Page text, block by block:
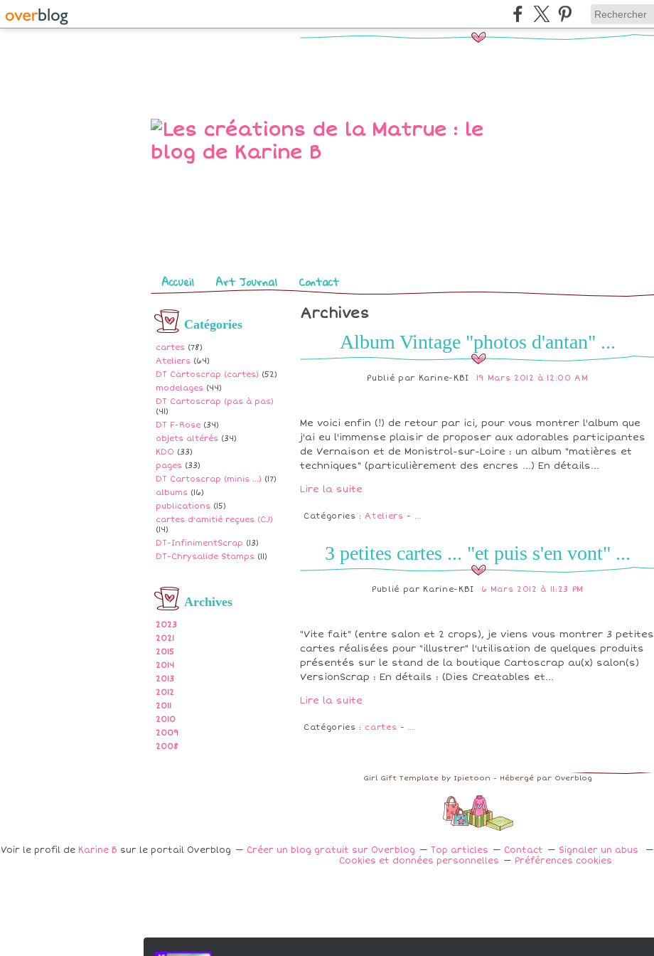
Pages
Accueil Art Journal Contact
Catégories
cartes (78)
Ateliers (64)
DT Cartoscrap (cartes) (52)
modelages (44)
DT Cartoscrap (pas à pas)
(41)
DT F-Rose (34)
objets altérés (34)
KDO (33)
pages (33)
DT Cartoscrap (minis ...) (17)
albums (16)
publications (15)
cartes d'amitié reçues (CJ)
(14)
DT-InfinimentScrap (13)
DT-Chrysalide Stamps (11)
Archives
2023
2021
2015
2014
2013
2012
2011
2010
2009
2008
Archives
Album Vintage "photos d'antan" ...
Publié par Karine-KBI 19 Mars 2012 à 12:00 AM
Me voici enfin (!) de retour par ici, pour vous montrer l'album que
j'ai eu l'immense plaisir de proposer aux adorables participantes
de Vernaison et de Monistrol-sur-Loire : un album "matières et
techniques" (particulièrement des encres ...) En détails...
Lire la suite
Catégories :Ateliers - …
3 petites cartes ... "et puis s'en vont" ...
Publié par Karine-KBI 6 Mars 2012 à 11:23 PM
"Vite fait" (entre salon et 2 crops), je viens vous montrer 3 petites
cartes réalisées pour "illustrer" l'utilisation de quelques produits
présentés sur le stand de la boutique Cartoscrap au(x) salon(s)
VersionScrap : En détails : (Dies Creatables et...
Lire la suite
Catégories : cartes - …
Girl Gift Template by Ipietoon - Hébergé par Overblog
Voir le profil de Karine B sur le portail Overblog Créer un blog gratuit sur Overblog Top articles Contact Signaler un abus
Cookies et données personnelles
Préférences cookies